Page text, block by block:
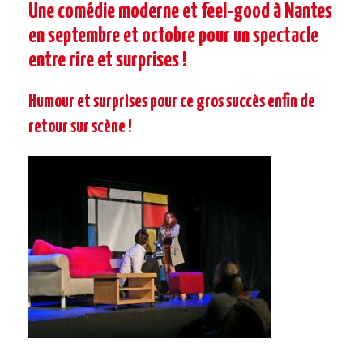
Une comédie moderne et feel-good à Nantes
en septembre et octobre pour un spectacle
entre rire et surprises !
Humour et surprises pour ce gros succès enfin de
retour sur scène !